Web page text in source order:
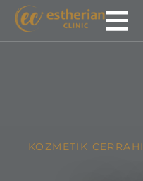
KOZMETIK CERRAHI